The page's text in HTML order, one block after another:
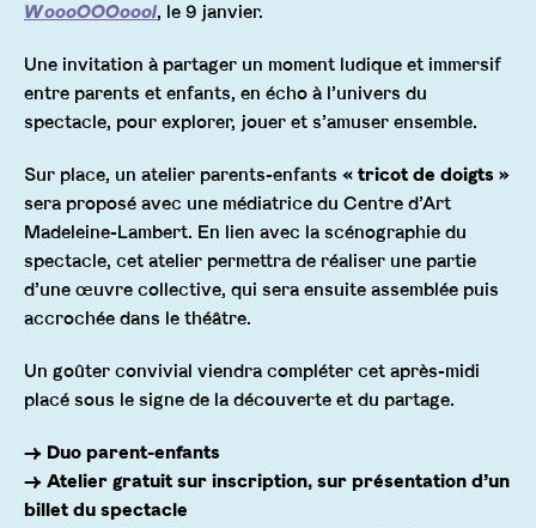
WoooOOOoool, le 9 janvier.
Une invitation à partager un moment ludique et immersif
entre parents et enfants, en écho à l’univers du
spectacle, pour explorer, jouer et s’amuser ensemble.
Sur place, un atelier parents-enfants « tricot de doigts »
sera proposé avec une médiatrice du Centre d’Art
Madeleine-Lambert. En lien avec la scénographie du
spectacle, cet atelier permettra de réaliser une partie
d’une œuvre collective, qui sera ensuite assemblée puis
accrochée dans le théâtre.
Un goûter convivial viendra compléter cet après-midi
placé sous le signe de la découverte et du partage.
→ Duo parent-enfants
→ Atelier gratuit sur inscription, sur présentation d’un
billet du spectacle